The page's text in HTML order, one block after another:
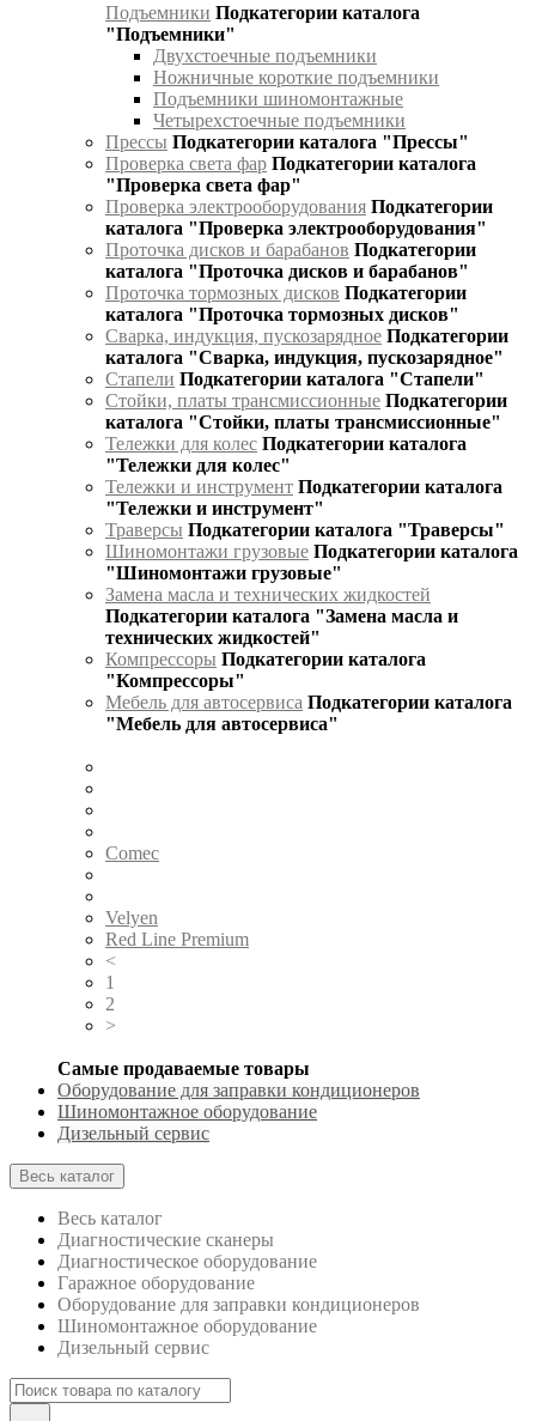
Подъемники Подкатегории каталога
"Подъемники"
Двухстоечные подъемники
Ножничные короткие подъемники
Подъемники шиномонтажные
Четырехстоечные подъемники
Прессы Подкатегории каталога "Прессы"
Проверка света фар Подкатегории каталога
"Проверка света фар"
Проверка электрооборудования Подкатегории
каталога "Проверка электрооборудования"
Проточка дисков и барабанов Подкатегории
каталога "Проточка дисков и барабанов"
Проточка тормозных дисков Подкатегории
каталога "Проточка тормозных дисков"
Сварка, индукция, пускозарядное Подкатегории
каталога "Сварка, индукция, пускозарядное"
Стапели Подкатегории каталога "Стапели"
Стойки, платы трансмиссионные Подкатегории
каталога "Стойки, платы трансмиссионные"
Тележки для колес Подкатегории каталога
"Тележки для колес"
Тележки и инструмент Подкатегории каталога
"Тележки и инструмент"
Траверсы Подкатегории каталога "Траверсы"
Шиномонтажи грузовые Подкатегории каталога
"Шиномонтажи грузовые"
Замена масла и технических жидкостей
Подкатегории каталога "Замена масла и
технических жидкостей"
Компрессоры Подкатегории каталога
"Компрессоры"
Мебель для автосервиса Подкатегории каталога
"Мебель для автосервиса"
Comec
Velyen
Red Line Premium
<
1
2
>
Самые продаваемые товары
Оборудование для заправки кондиционеров
Шиномонтажное оборудование
Дизельный сервис
Весь каталог
Весь каталог
Диагностические сканеры
Диагностическое оборудование
Гаражное оборудование
Оборудование для заправки кондиционеров
Шиномонтажное оборудование
Дизельный сервис